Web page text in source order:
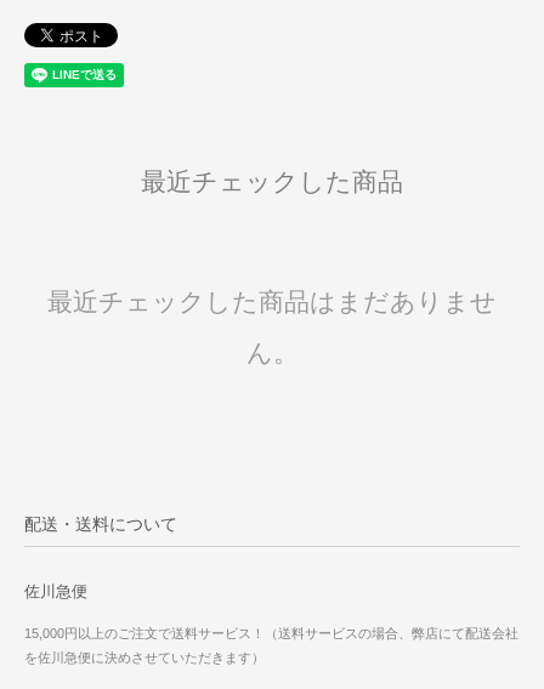
最近チェックした商品
最近チェックした商品はまだありませ
ん。
配送・送料について
佐川急便
15,000円以上のご注文で送料サービス！（送料サービスの場合、弊店にて配送会社
を佐川急便に決めさせていただきます）